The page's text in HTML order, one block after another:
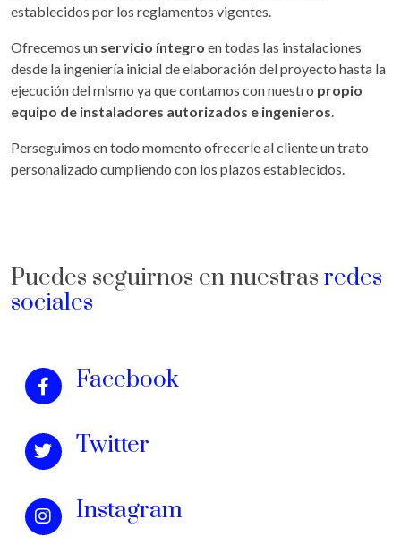
establecidos por los reglamentos vigentes.
Ofrecemos un servicio íntegro en todas las instalaciones
desde la ingeniería inicial de elaboración del proyecto hasta la
ejecución del mismo ya que contamos con nuestro propio
equipo de instaladores autorizados e ingenieros.
Perseguimos en todo momento ofrecerle al cliente un trato
personalizado cumpliendo con los plazos establecidos.
Puedes seguirnos en nuestras redes
sociales
Facebook
Twitter
Instagram